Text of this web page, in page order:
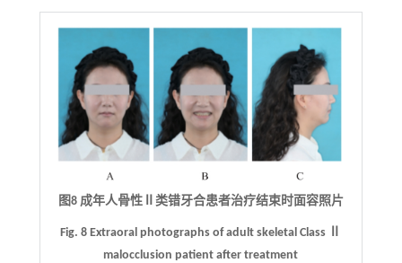
图8 成年人骨性Ⅱ类错牙合患者治疗结束时面容照片
Fig. 8 Extraoral photographs of adult skeletal Class Ⅱ
malocclusion patient after treatment